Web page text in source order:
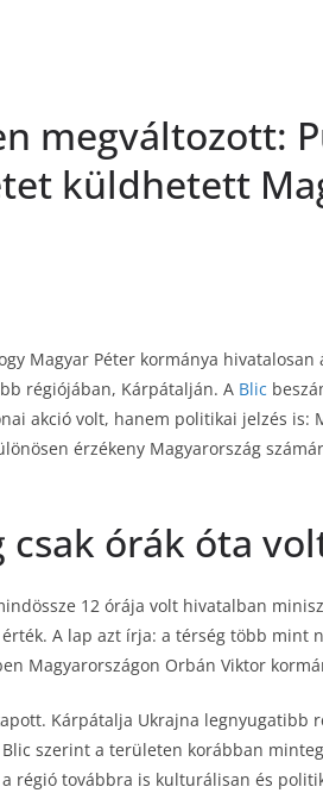
megváltozott:
küldhetett
Magyar Péter kormánya hivatalosan
régiójában, Kárpátalján. A Blic
akció volt, hanem politikai jelzés is:
érzékeny Magyarország
csak órák óta
12 órája volt hivatalban
A lap azt írja: a térség több mint
Magyarországon Orbán Viktor
Kárpátalja Ukrajna legnyugatibb
szerint a területen korábban
régió továbbra is kulturálisan és